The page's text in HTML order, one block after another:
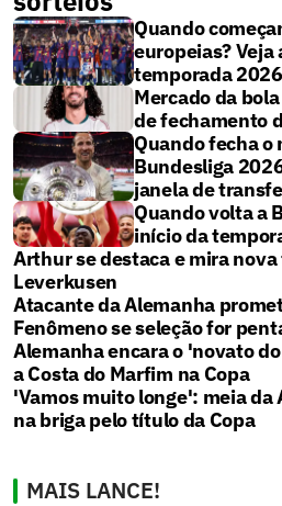
Quando
europeias? Veja
temporada
Mercado da
de fechamento
Quando fecha o
Bundesliga
janela de
Quando volta a
início da
Arthur se destaca e mira
Leverkusen
Atacante da Alemanha
Fenômeno se seleção for
Alemanha encara o 'novato
a Costa do Marfim na Copa
'Vamos muito longe': meia da
na briga pelo título da Copa
MAIS LANCE!